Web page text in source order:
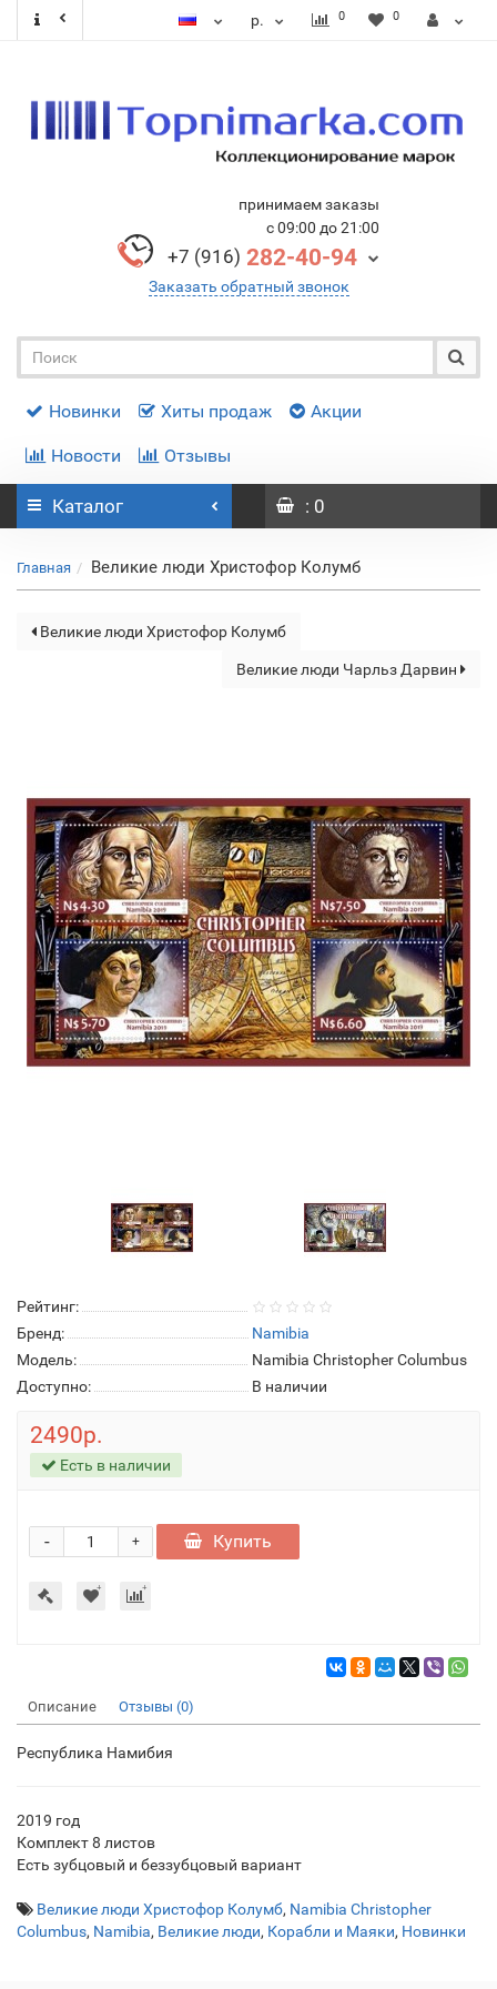
р. 0 0
принимаем заказы
с 09:00 до 21:00
+7 (916) 282-40-94
Заказать обратный звонок
Новинки Хиты продаж Акции
Новости Отзывы
Каталог : 0
Главная Великие люди Христофор Колумб
Великие люди Христофор Колумб
Великие люди Чарльз Дарвин
Рейтинг:
Бренд:
Namibia
Модель:
Namibia Christopher Columbus
Доступно:
В наличии
2490р.
Есть в наличии
+
- Купить
Описание Отзывы (0)
Республика Намибия
2019 год
Комплект 8 листов
Есть зубцовый и беззубцовый вариант
Великие люди Христофор Колумб, Namibia Christopher
Columbus, Namibia, Великие люди, Корабли и Маяки, Новинки